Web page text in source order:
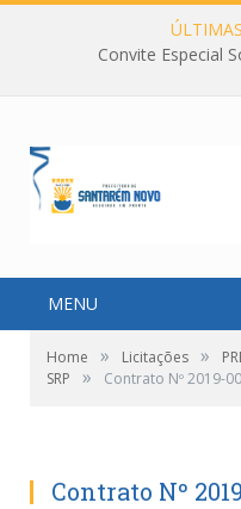
Convite Especial
MENU
Home » Licitações »
SRP
» Contrato Nº 2019-
Contrato Nº